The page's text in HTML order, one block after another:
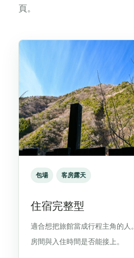
頁。
包場 客房露天
住宿完整型
適合想把旅館當成行程主角的人
房間與入住時間是否能接上。